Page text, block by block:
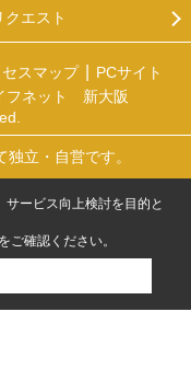
クエスト
スマップ
PCサイト
フネット 新大阪
立・自営です。
ービス向上検討を目的と
をご確認ください。